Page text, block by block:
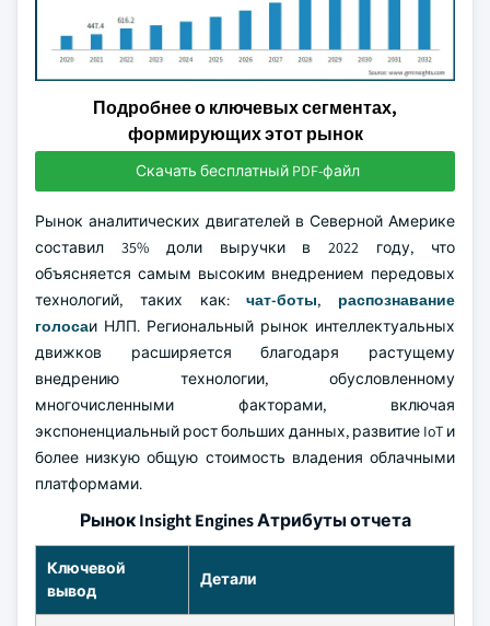
Подробнее о ключевых сегментах,
формирующих этот рынок
Скачать бесплатный PDF-файл
Рынок аналитических двигателей в Северной Америке
составил 35% доли выручки в 2022 году, что
объясняется самым высоким внедрением передовых
технологий, таких как:чат-боты, распознавание
голосаи НЛП. Региональный рынок интеллектуальных
движков расширяется благодаря растущему
внедрению технологии, обусловленному
многочисленными факторами, включая
экспоненциальный рост больших данных, развитие IoT и
более низкую общую стоимость владения облачными
платформами.
Рынок Insight Engines Атрибуты отчета
Ключевой
вывод
Детали